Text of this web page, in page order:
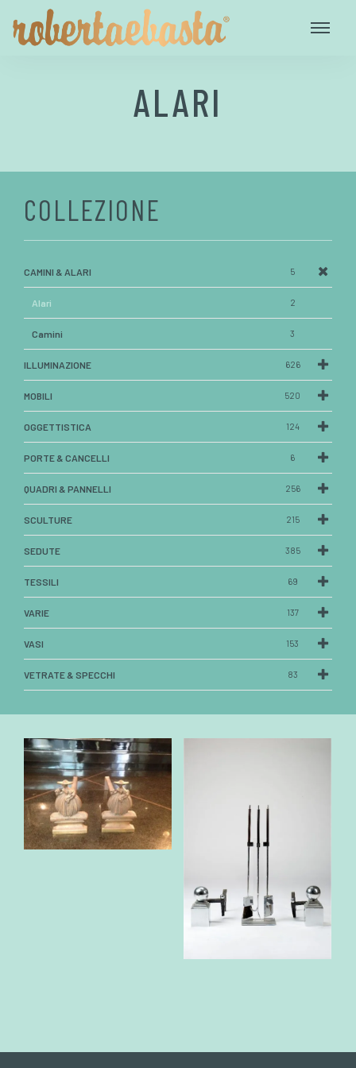
ALARI
COLLEZIONE
CAMINI & ALARI 5
Alari 2
Camini 3
ILLUMINAZIONE 626
MOBILI 520
OGGETTISTICA 124
PORTE & CANCELLI 6
QUADRI & PANNELLI 256
SCULTURE 215
SEDUTE 385
TESSILI 69
VARIE 137
VASI 153
VETRATE & SPECCHI 83